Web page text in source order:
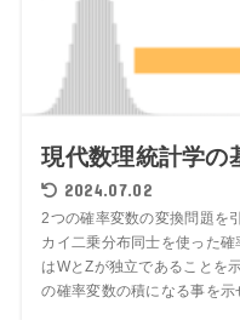
現代数理統計学
2024.07.02
2つの確率変数の変換問題を
カイ二乗分布同士を使った
はWとZが独立であることを
の確率変数の積になる事を示